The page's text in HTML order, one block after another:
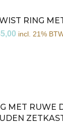
RING
incl. 21%
MET RUWE